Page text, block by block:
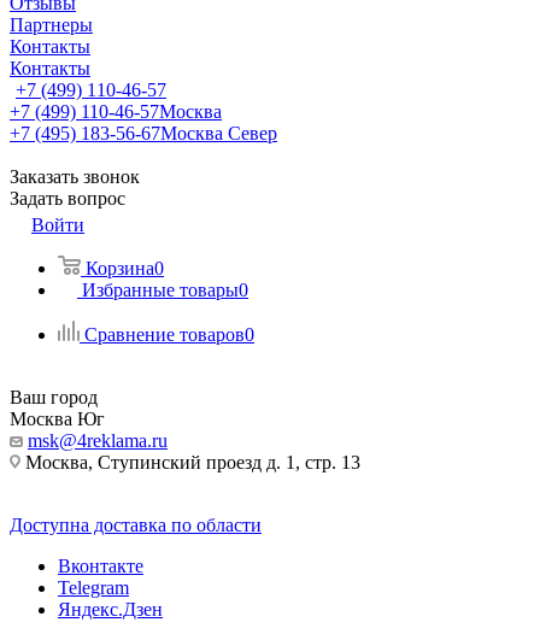
Партнеры
Контакты
Контакты
+7 (499) 110-46-57
+7 (499) 110-46-57Москва
+7 (495) 183-56-67Москва Север
Заказать звонок
Задать вопрос
Войти
Корзина0
Избранные товары0
Сравнение товаров0
Ваш город
Москва Юг
msk@4reklama.ru
Москва, Ступинский проезд д. 1, стр. 13
Доступна доставка по области
Вконтакте
Telegram
Яндекс.Дзен